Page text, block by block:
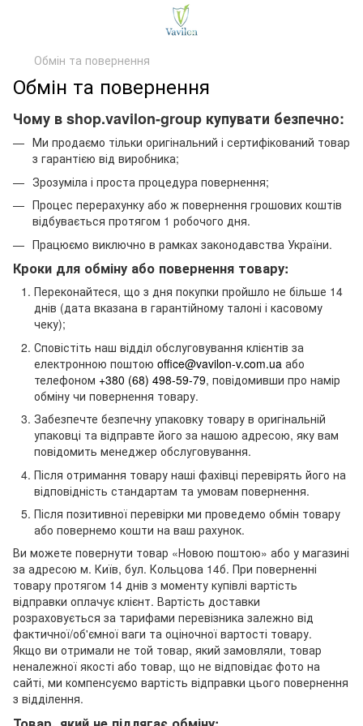
Обмін та повернення
Обмін та повернення
Чому в shop.vavilon-group купувати безпечно:
Ми продаємо тільки оригінальний і сертифікований товар
з гарантією від виробника;
Зрозуміла і проста процедура повернення;
Процес перерахунку або ж повернення грошових коштів
відбувається протягом 1 робочого дня.
Працюємо виключно в рамках законодавства України.
Кроки для обміну або повернення товару:
Переконайтеся, що з дня покупки пройшло не більше 14
днів (дата вказана в гарантійному талоні і касовому
чеку);
Сповістіть наш відділ обслуговування клієнтів за
електронною поштою office@vavilon-v.com.ua або
телефоном +380 (68) 498-59-79, повідомивши про намір
обміну чи повернення товару.
Забезпечте безпечну упаковку товару в оригінальній
упаковці та відправте його за нашою адресою, яку вам
повідомить менеджер обслуговування.
Після отримання товару наші фахівці перевірять його на
відповідність стандартам та умовам повернення.
Після позитивної перевірки ми проведемо обмін товару
або повернемо кошти на ваш рахунок.
Ви можете повернути товар «Новою поштою» або у магазині
за адресою м. Київ, бул. Кольцова 14б. При поверненні
товару протягом 14 днів з моменту купівлі вартість
відправки оплачує клієнт. Вартість доставки
розраховується за тарифами перевізника залежно від
фактичної/об'ємної ваги та оціночної вартості товару.
Якщо ви отримали не той товар, який замовляли, товар
неналежної якості або товар, що не відповідає фото на
сайті, ми компенсуємо вартість відправки цього повернення
з відділення.